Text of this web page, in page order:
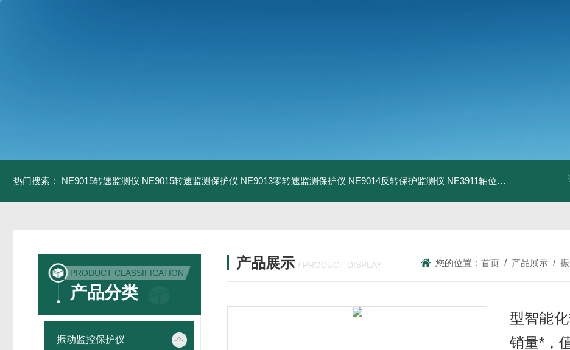
热门搜索： NE9015转速监测仪 NE9015转速监测保护仪 NE9013零转速监测保护仪 NE9014反转保护监测仪 NE3911轴位移变送器
PRODUCT CLASSIFICATION
产品分类
振动监控保护仪
产品展示 / PRODUCT DISPLAY 您的位置：首页 / 产品展示 /
型智能
销量*，